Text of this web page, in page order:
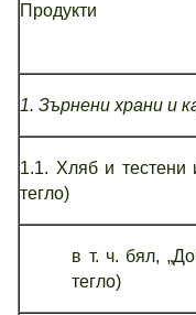
Продукти
1. Зърнени храни и
1.1. Хляб и тестени
тегло)
в т. ч. бял,
тегло)